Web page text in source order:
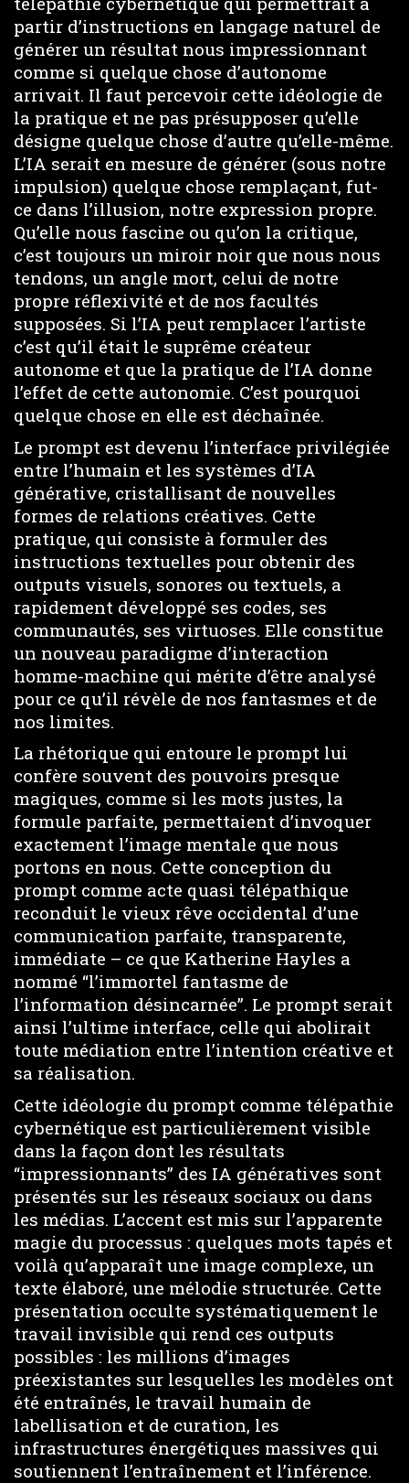
partir d’instructions en langage naturel de
générer un résultat nous impressionnant
comme si quelque chose d’autonome
arrivait. Il faut percevoir cette idéologie de
la pratique et ne pas présupposer qu’elle
désigne quelque chose d’autre qu’elle-même.
L’IA serait en mesure de générer (sous notre
impulsion) quelque chose remplaçant, fut-
ce dans l’illusion, notre expression propre.
Qu’elle nous fascine ou qu’on la critique,
c’est toujours un miroir noir que nous nous
tendons, un angle mort, celui de notre
propre réflexivité et de nos facultés
supposées. Si l’IA peut remplacer l’artiste
c’est qu’il était le suprême créateur
autonome et que la pratique de l’IA donne
l’effet de cette autonomie. C’est pourquoi
quelque chose en elle est déchaînée.
Le prompt est devenu l’interface privilégiée
entre l’humain et les systèmes d’IA
générative, cristallisant de nouvelles
formes de relations créatives. Cette
pratique, qui consiste à formuler des
instructions textuelles pour obtenir des
outputs visuels, sonores ou textuels, a
rapidement développé ses codes, ses
communautés, ses virtuoses. Elle constitue
un nouveau paradigme d’interaction
homme-machine qui mérite d’être analysé
pour ce qu’il révèle de nos fantasmes et de
nos limites.
La rhétorique qui entoure le prompt lui
confère souvent des pouvoirs presque
magiques, comme si les mots justes, la
formule parfaite, permettaient d’invoquer
exactement l’image mentale que nous
portons en nous. Cette conception du
prompt comme acte quasi télépathique
reconduit le vieux rêve occidental d’une
communication parfaite, transparente,
immédiate – ce que Katherine Hayles a
nommé “l’immortel fantasme de
l’information désincarnée”. Le prompt serait
ainsi l’ultime interface, celle qui abolirait
toute médiation entre l’intention créative et
sa réalisation.
Cette idéologie du prompt comme télépathie
cybernétique est particulièrement visible
dans la façon dont les résultats
“impressionnants” des IA génératives sont
présentés sur les réseaux sociaux ou dans
les médias. L’accent est mis sur l’apparente
magie du processus : quelques mots tapés et
voilà qu’apparaît une image complexe, un
texte élaboré, une mélodie structurée. Cette
présentation occulte systématiquement le
travail invisible qui rend ces outputs
possibles : les millions d’images
préexistantes sur lesquelles les modèles ont
été entraînés, le travail humain de
labellisation et de curation, les
infrastructures énergétiques massives qui
soutiennent l’entraînement et l’inférence.